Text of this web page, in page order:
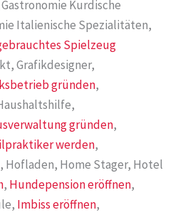
Kurdische
Italienische Spezialitäten,
Spielzeug
Grafikdesigner,
gründen,
gründen,
werden,
, Hofladen, Home Stager, Hotel
, Hundepension eröffnen,
Imbiss eröffnen,